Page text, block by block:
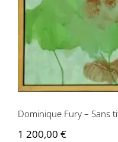
Dominique Fury – Sans
1 200,00 €